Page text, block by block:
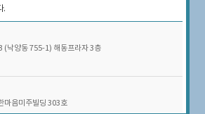
.
(낙양동 755-1) 해동프라자 3층
마음미주빌딩 303호